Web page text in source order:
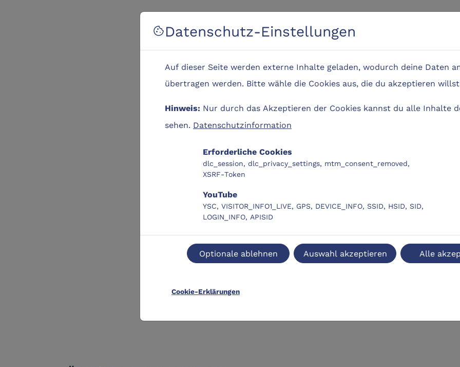
cookieDatenschutz-Einstellungen
Auf dieser Seite werden externe Inhalte geladen, wodurch deine Daten
übertragen werden. Bitte wähle die Cookies aus, die du akzeptieren
Hinweis: Nur durch das Akzeptieren der Cookies kannst du alle Inhalte
sehen. Datenschutzinformation
Erforderliche Cookies
dlc_session, dlc_privacy_settings, mtm_consent_removed,
XSRF-Token
YouTube
YSC, VISITOR_INFO1_LIVE, GPS, DEVICE_INFO, SSID, HSID, SID,
LOGIN_INFO, APISID
Optionale ablehnen Auswahl akzeptieren Alle
Cookie-Erklärungen